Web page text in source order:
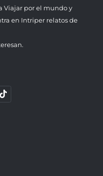
Viajar por el mundo y
en Intriper relatos de